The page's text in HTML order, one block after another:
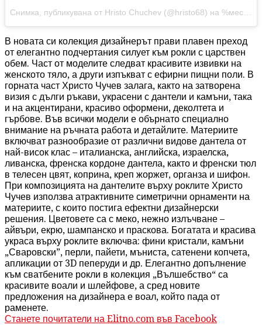
Снимка, публикувана от Hristo Chuchev (@hristo68) на %месец %-ден %година в %-часа:%минути%сутрин/вечер ST
В новата си колекция дизайнерът прави плавен преход
от елегантно подчертания силует към рокли с царствен
обем. Част от моделите следват красивите извивки на
женското тяло, а други изпъкват с ефирни пищни поли. В
горната част Христо Чучев залага, както на затворена
визия с дълги ръкави, украсени с дантели и камъни, така
и на акцентирани, красиво оформени, деколтета и
гърбове. Във всички модели е обърнато специално
внимание на ръчната работа и детайлите. Материите
включват разнообразие от различни видове дантела от
най-висок клас – италианска, английска, израелска,
ливанска, френска кордоне дантела, както и френски тюл
в телесен цвят, коприна, креп жоржет, органза и шифон.
При композицията на дантелите върху роклите Христо
Чучев използва атрактивните симетрични орнаменти на
материите, с които постига ефектни дизайнерски
решения. Цветовете са с меко, нежно излъчване –
айвъри, екрю, шампанско и праскова. Богатата и красива
украса върху роклите включва: фини кристали, камъни
„Сваровски”, перли, пайети, мъниста, сатенени копчета,
апликации от 3D пеперуди и др. Елегантно допълнение
към сватбените рокли в колекция „Вълшебство“ са
красивите воали и шлейфове, а сред новите
предложения на дизайнера е воал, който пада от
раменете.
Станете почитатели на Elitno.com във Facebook